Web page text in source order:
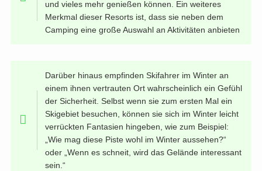
und vieles mehr genießen können. Ein weiteres
Merkmal dieser Resorts ist, dass sie neben dem
Camping eine große Auswahl an Aktivitäten anbieten
Darüber hinaus empfinden Skifahrer im Winter an
einem ihnen vertrauten Ort wahrscheinlich ein Gefühl
der Sicherheit. Selbst wenn sie zum ersten Mal ein
Skigebiet besuchen, können sie sich im Winter leicht
verrückten Fantasien hingeben, wie zum Beispiel:
„Wie mag diese Piste wohl im Winter aussehen?“
oder „Wenn es schneit, wird das Gelände interessant
sein.“